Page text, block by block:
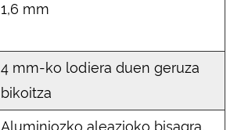
1,6 mm
4 mm-ko lodiera duen geruza
bikoitza
Aluminiozko aleazioko bisagra,